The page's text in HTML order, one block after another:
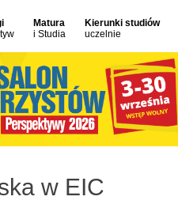
Matura
i Studia
Kierunki studiów
uczelnie
w EIC